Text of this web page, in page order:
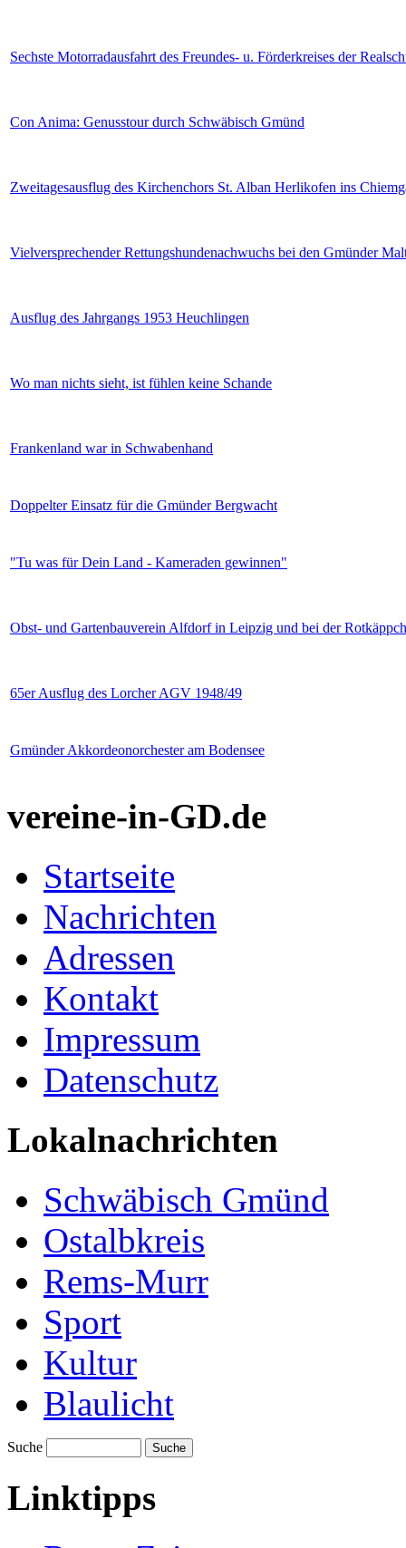
Sechste Motorradausfahrt des Freundes- u. Förderkreises der
Con Anima: Genusstour durch Schwäbisch Gmünd
Zweitagesausflug des Kirchenchors St. Alban Herlikofen ins
Vielversprechender Rettungshundenachwuchs bei den Gmünder
Ausflug des Jahrgangs 1953 Heuchlingen
Wo man nichts sieht, ist fühlen keine Schande
Frankenland war in Schwabenhand
Doppelter Einsatz für die Gmünder Bergwacht
"Tu was für Dein Land - Kameraden gewinnen"
Obst- und Gartenbauverein Alfdorf in Leipzig und bei der
65er Ausflug des Lorcher AGV 1948/49
Gmünder Akkordeonorchester am Bodensee
vereine-in-GD.de
Startseite
Nachrichten
Adressen
Kontakt
Impressum
Datenschutz
Lokalnachrichten
Schwäbisch Gmünd
Ostalbkreis
Rems-Murr
Sport
Kultur
Blaulicht
Suche Suche
Linktipps